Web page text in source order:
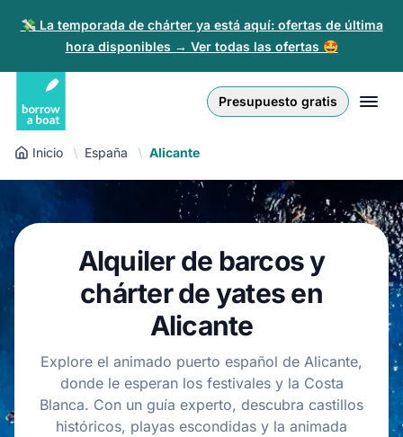
💸 La temporada de chárter ya está aquí: ofertas de última
hora disponibles → Ver todas las ofertas 🤩
Presupuesto gratis
Iniciar sesión
Regístrate
Para partners
Ayuda
Złoty
English (UK)
Nederlands
Italiano
Español
Polski
Inicio España Alicante
Alquiler de barcos y
chárter de yates en
Alicante
Explore el animado puerto español de Alicante,
donde le esperan los festivales y la Costa
Blanca. Con un guía experto, descubra castillos
históricos, playas escondidas y la animada